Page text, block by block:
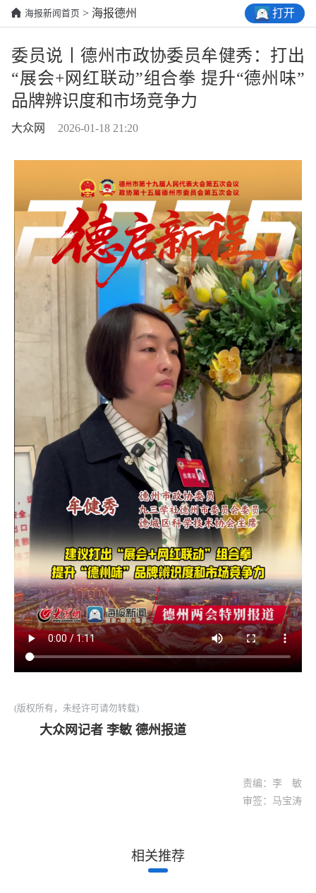
海报新闻首页 > 海报德州 打开
委员说丨德州市政协委员牟健秀：打出
“展会+网红联动”组合拳 提升“德州味”
品牌辨识度和市场竞争力
大众网 2026-01-18 21:20
(版权所有，未经许可请勿转载)
大众网记者 李敏 德州报道
责编：李 敏
审签：马宝涛
相关推荐